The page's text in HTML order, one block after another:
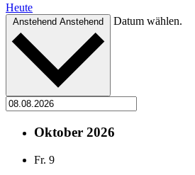
Heute
Anstehend Anstehend Datum wählen.
Oktober 2026
Fr. 9